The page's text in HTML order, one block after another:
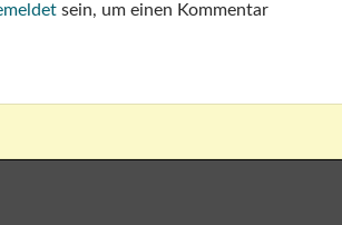
sein, um einen Kommentar